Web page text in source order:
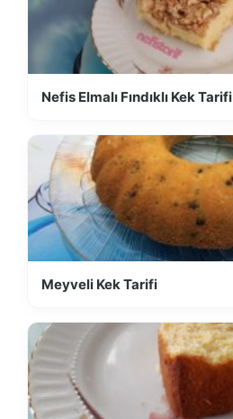
Nefis Elmalı Fındıklı Kek Tarifi
Meyveli Kek Tarifi